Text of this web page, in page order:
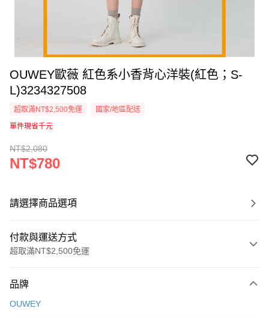
OUWEY歐薇 紅色系小香背心洋裝(紅色；S-
L)3234327508
超取滿NT$2,500免運
國家/地區配送
單件現省千元
NT$2,080
NT$780
請選擇商品選項
付款與運送方式
超取滿NT$2,500免運
信用卡一次付款
品牌
OUWEY